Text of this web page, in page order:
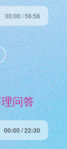
00:00 / 56:56
问答
00:00 / 22:30